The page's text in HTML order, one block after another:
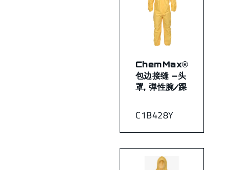
C1B428Y
ChemMax®
包边接缝 –头
罩, 弹性腕/踝